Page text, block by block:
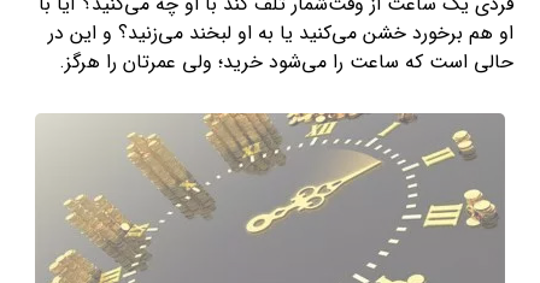
او هم برخورد خشن می‌کنید یا به او لبخند می‌زنید؟ و این در
حالی است که ساعت را می‌شود خرید؛ ولی عمرتان را هرگز.